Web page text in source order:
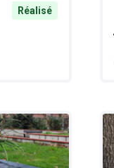
Réalisé